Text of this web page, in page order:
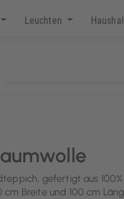
Leuchten
gefertigt aus
Breite und 100 cm